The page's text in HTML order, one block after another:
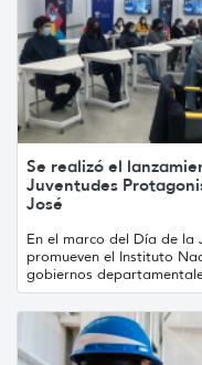
Se realizó el
Juventudes
José
En el marco del Día de la
promueven el Instituto
gobiernos